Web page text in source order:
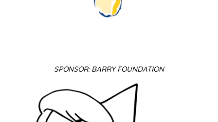
SPONSOR: BARRY FOUNDATION